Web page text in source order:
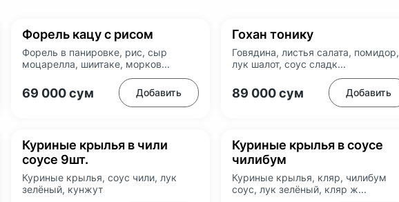
Форель кацу с рисом
Форель в панировке, рис, сыр
моцарелла, шиитаке, морков...
69 000сум Добавить
Гохан тонику
Говядина, листья салата, помидор,
лук шалот, соус сладк...
89 000сум Добавить
Куриные крылья в чили
соусе 9шт.
Куриные крылья, соус чили, лук
зелёный, кунжут
Куриные крылья в соусе
чилибум
Куриные крылья, кляр, чилибум
соус, лук зелёный, кляр ж...